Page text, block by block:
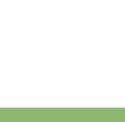
rør til 20 graders tag. Isoleret